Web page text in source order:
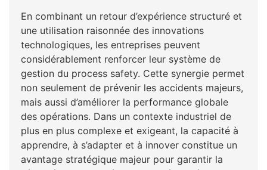
En combinant un retour d’expérience structuré et
une utilisation raisonnée des innovations
technologiques, les entreprises peuvent
considérablement renforcer leur système de
gestion du process safety. Cette synergie permet
non seulement de prévenir les accidents majeurs,
mais aussi d’améliorer la performance globale
des opérations. Dans un contexte industriel de
plus en plus complexe et exigeant, la capacité à
apprendre, à s’adapter et à innover constitue un
avantage stratégique majeur pour garantir la